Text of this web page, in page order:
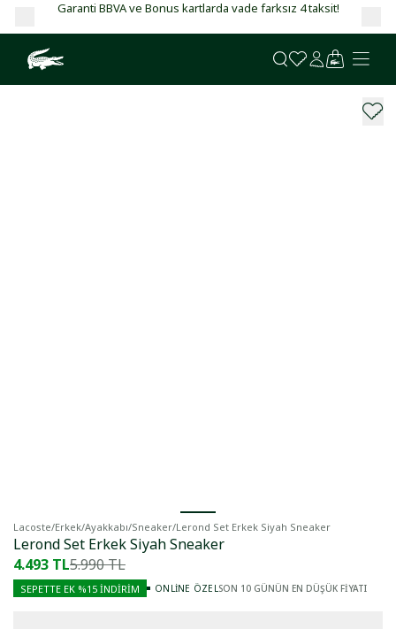
Garanti BBVA ve Bonus kartlarda vade farksız 4 taksit!
Lacoste/Erkek/Ayakkabı/Sneaker/Lerond Set Erkek Siyah Sneaker
Lerond Set Erkek Siyah Sneaker
4.493 TL5.990 TL
SEPETTE EK %15 İNDIRIM ONLINE ÖZELSON 10 GÜNÜN EN DÜŞÜK FİYATI